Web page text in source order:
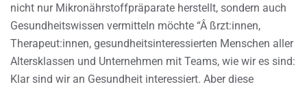
nicht nur Mikronährstoffpräparate herstellt, sondern auch
Gesundheitswissen vermitteln möchte “Â ßrzt:innen,
Therapeut:innen, gesundheitsinteressierten Menschen aller
Altersklassen und Unternehmen mit Teams, wie wir es sind:
Klar sind wir an Gesundheit interessiert. Aber diese